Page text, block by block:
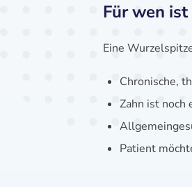
Für wen
Eine
Chronische,
Zahn ist noch
Patient